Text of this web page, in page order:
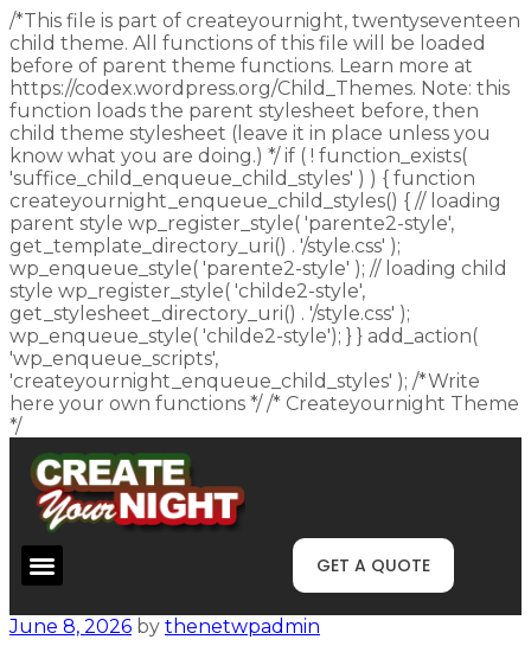
/*This file is part of createyournight, twentyseventeen
child theme. All functions of this file will be loaded
before of parent theme functions. Learn more at
https://codex.wordpress.org/Child_Themes. Note: this
function loads the parent stylesheet before, then
child theme stylesheet (leave it in place unless you
know what you are doing.) */ if ( ! function_exists(
'suffice_child_enqueue_child_styles' ) ) { function
createyournight_enqueue_child_styles() { // loading
parent style wp_register_style( 'parente2-style',
get_template_directory_uri() . '/style.css' );
wp_enqueue_style( 'parente2-style' ); // loading child
style wp_register_style( 'childe2-style',
get_stylesheet_directory_uri() . '/style.css' );
wp_enqueue_style( 'childe2-style'); } } add_action(
'wp_enqueue_scripts',
'createyournight_enqueue_child_styles' ); /*Write
here your own functions */ /* Createyournight Theme
*/
GET A QUOTE
June 8, 2026 by thenetwpadmin